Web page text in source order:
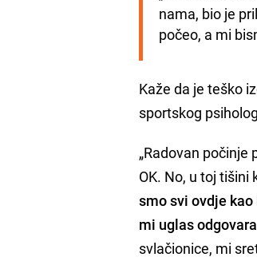
nama, bio je
počeo, a mi
Kaže da je teško
sportskog
„Radovan
OK. No, u toj tišini
smo svi ovdje
mi uglas
svlačionice, mi